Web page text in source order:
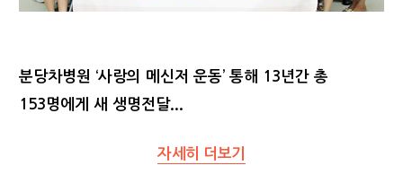
분당차병원 ‘사랑의 메신저 운동’ 통해 13년간 총
153명에게 새 생명전달...
자세히 더보기